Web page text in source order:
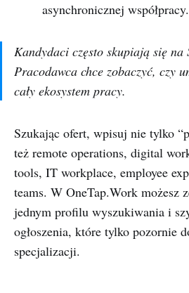
asynchronicznej współpracy.
Kandydaci często skupiają się na
Pracodawca chce zobaczyć, czy
cały ekosystem pracy.
Szukając ofert, wpisuj nie tylko
też remote operations, digital
tools, IT workplace, employee
teams. W OneTap.Work możesz
jednym profilu wyszukiwania i
ogłoszenia, które tylko pozornie
specjalizacji.